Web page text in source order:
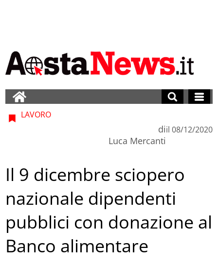
LAVORO
di
Luca Mercanti
il 08/12/2020
Il 9 dicembre sciopero
nazionale dipendenti
pubblici con donazione al
Banco alimentare